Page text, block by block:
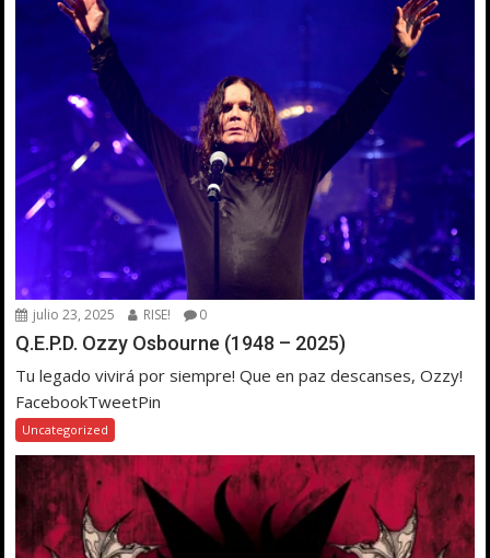
julio 23, 2025 RISE! 0
Q.E.P.D. Ozzy Osbourne (1948 – 2025)
Tu legado vivirá por siempre! Que en paz descanses, Ozzy!
FacebookTweetPin
Uncategorized